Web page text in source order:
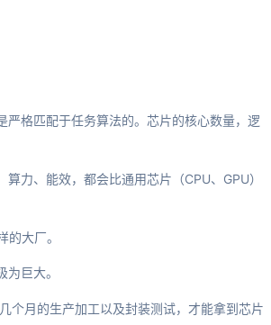
格匹配于任务算法的。芯片的核心数量，逻
力、能效，都会比通用芯片（CPU、GPU）
大厂。
巨大。
个月的生产加工以及封装测试，才能拿到芯片